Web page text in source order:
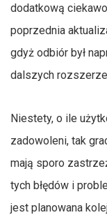
dodatkową
poprzednia
gdyż odbiór był
dalszych
Niestety, o ile
zadowoleni, tak
mają sporo
tych błędów i
jest planowana